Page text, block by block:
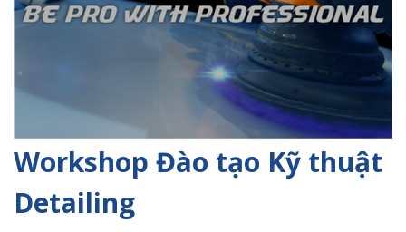
Workshop Đào tạo Kỹ thuật
Detailing